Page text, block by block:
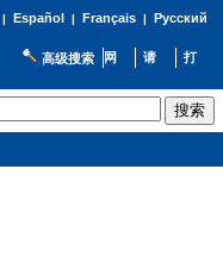
| Español | Français| Русский
高级搜索